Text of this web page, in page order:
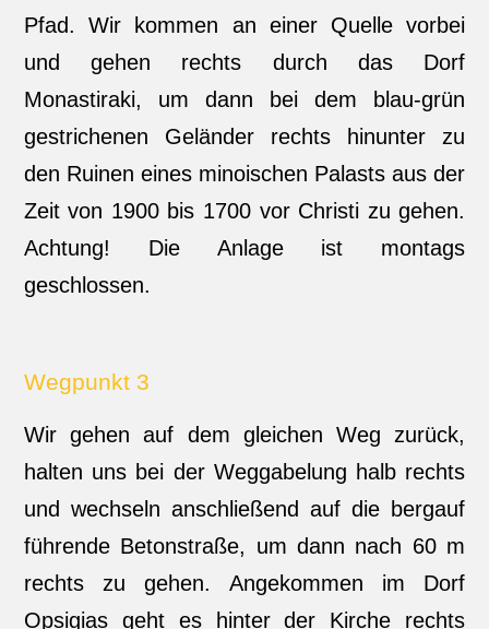
Pfad. Wir kommen an einer Quelle vorbei
und gehen rechts durch das Dorf
Monastiraki, um dann bei dem blau-grün
gestrichenen Geländer rechts hinunter zu
den Ruinen eines minoischen Palasts aus der
Zeit von 1900 bis 1700 vor Christi zu gehen.
Achtung! Die Anlage ist montags
geschlossen.
Wegpunkt 3
Wir gehen auf dem gleichen Weg zurück,
halten uns bei der Weggabelung halb rechts
und wechseln anschließend auf die bergauf
führende Betonstraße, um dann nach 60 m
rechts zu gehen. Angekommen im Dorf
Opsigias geht es hinter der Kirche rechts